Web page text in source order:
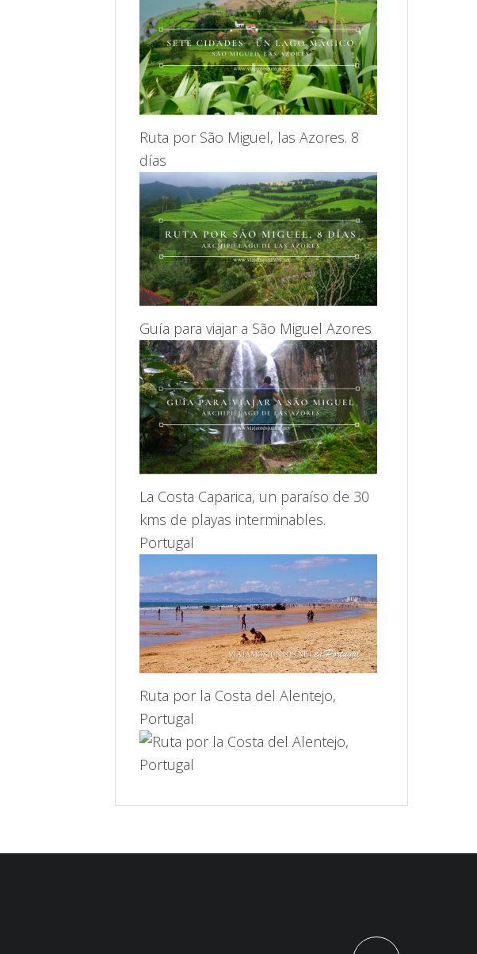
Ruta por São Miguel, las Azores. 8
días
Guía para viajar a São Miguel Azores
La Costa Caparica, un paraíso de 30
kms de playas interminables.
Portugal
Ruta por la Costa del Alentejo,
Portugal